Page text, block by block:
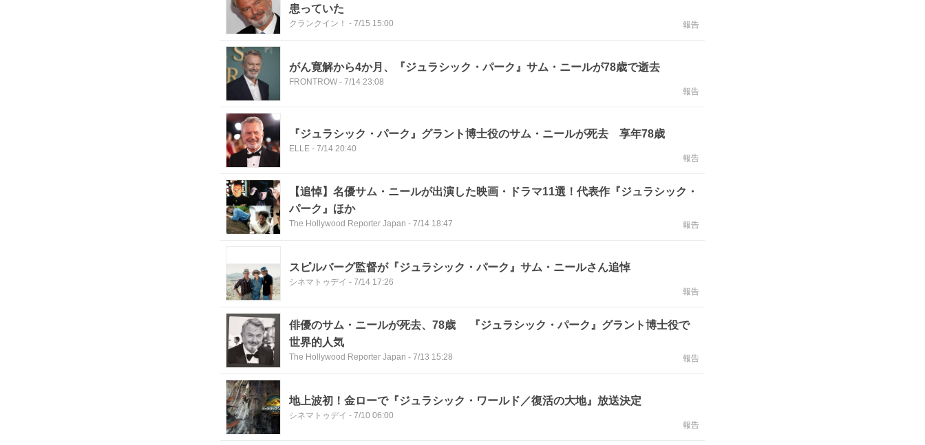
患っていた
クランクイン！ - 7/15 15:00 報告
がん寛解から4か月、『ジュラシック・パーク』サム・ニールが78歳で逝去
FRONTROW - 7/14 23:08
報告
『ジュラシック・パーク』グラント博士役のサム・ニールが死去 享年78歳
ELLE - 7/14 20:40
報告
【追悼】名優サム・ニールが出演した映画・ドラマ11選！代表作『ジュラシック・
パーク』ほか
The Hollywood Reporter Japan - 7/14 18:47 報告
スピルバーグ監督が『ジュラシック・パーク』サム・ニールさん追悼
シネマトゥデイ - 7/14 17:26
報告
俳優のサム・ニールが死去、78歳 『ジュラシック・パーク』グラント博士役で
世界的人気
The Hollywood Reporter Japan - 7/13 15:28 報告
地上波初！金ローで『ジュラシック・ワールド／復活の大地』放送決定
シネマトゥデイ - 7/10 06:00
報告